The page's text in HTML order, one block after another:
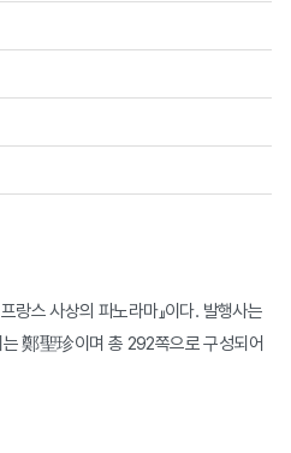
랑스 사상의 파노라마』이다. 발행사는
鄭聖珍이며 총 292쪽으로 구성되어